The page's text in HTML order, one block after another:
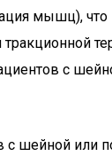
мышц),
с
шейной или